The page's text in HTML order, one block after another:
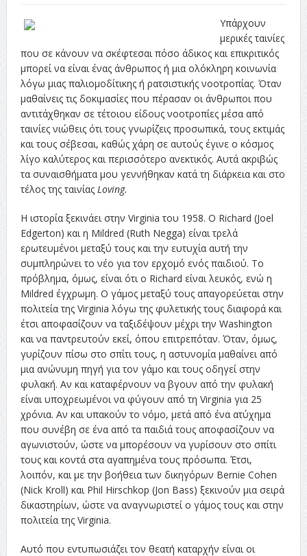
Υπάρχουν
μερικές ταινίες
που σε κάνουν να σκέφτεσαι πόσο άδικος και επικριτικός
μπορεί να είναι ένας άνθρωπος ή μια ολόκληρη κοινωνία
λόγω μιας παλιομοδίτικης ή ρατσιστικής νοοτροπίας. Όταν
μαθαίνεις τις δοκιμασίες που πέρασαν οι άνθρωποι που
αντιτάχθηκαν σε τέτοιου είδους νοοτροπίες μέσα από
ταινίες νιώθεις ότι τους γνωρίζεις προσωπικά, τους εκτιμάς
και τους σέβεσαι, καθώς χάρη σε αυτούς έγινε ο κόσμος
λίγο καλύτερος και περισσότερο ανεκτικός. Αυτά ακριβώς
τα συναισθήματα μου γεννήθηκαν κατά τη διάρκεια και στο
τέλος της ταινίας Loving.
Η ιστορία ξεκινάει στην Virginia του 1958. Ο Richard (Joel
Edgerton) και η Mildred (Ruth Negga) είναι τρελά
ερωτευμένοι μεταξύ τους και την ευτυχία αυτή την
συμπληρώνει το νέο για τον ερχομό ενός παιδιού. Το
πρόβλημα, όμως, είναι ότι ο Richard είναι λευκός, ενώ η
Mildred έγχρωμη. Ο γάμος μεταξύ τους απαγορεύεται στην
πολιτεία της Virginia λόγω της φυλετικής τους διαφορά και
έτσι αποφασίζουν να ταξιδέψουν μέχρι την Washington
και να παντρευτούν εκεί, όπου επιτρεπόταν. Όταν, όμως,
γυρίζουν πίσω στο σπίτι τους, η αστυνομία μαθαίνει από
μια ανώνυμη πηγή για τον γάμο και τους οδηγεί στην
φυλακή. Αν και καταφέρνουν να βγουν από την φυλακή
είναι υποχρεωμένοι να φύγουν από τη Virginia για 25
χρόνια. Αν και υπακούν το νόμο, μετά από ένα ατύχημα
που συνέβη σε ένα από τα παιδιά τους αποφασίζουν να
αγωνιστούν, ώστε να μπορέσουν να γυρίσουν στο σπίτι
τους και κοντά στα αγαπημένα τους πρόσωπα. Έτσι,
λοιπόν, και με την βοήθεια των δικηγόρων Bernie Cohen
(Nick Kroll) και Phil Hirschkop (Jon Bass) ξεκινούν μια σειρά
δικαστηρίων, ώστε να αναγνωριστεί ο γάμος τους και στην
πολιτεία της Virginia.
Αυτό που εντυπωσιάζει τον θεατή καταρχήν είναι οι